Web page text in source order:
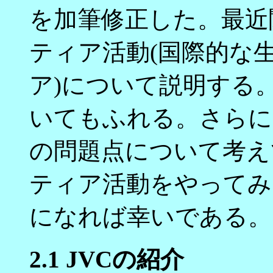
を加筆修正した。最
ティア活動(国際的な
ア)について説明する
いてもふれる。さら
の問題点について考
ティア活動をやって
になれば幸いである。
2.1 JVCの紹介